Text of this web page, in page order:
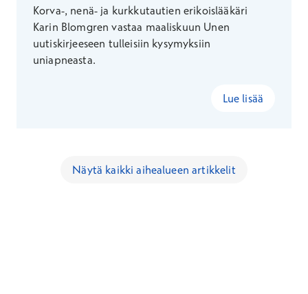
Korva-, nenä- ja kurkkutautien erikoislääkäri
Karin Blomgren vastaa maaliskuun Unen
uutiskirjeeseen tulleisiin kysymyksiin
uniapneasta.
Lue lisää
Näytä kaikki aihealueen artikkelit